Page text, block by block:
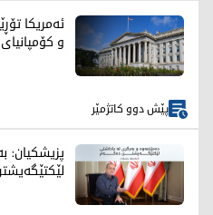
ئەمریکا
و
پێش دوو کاتژمێر
پزیشکیان: